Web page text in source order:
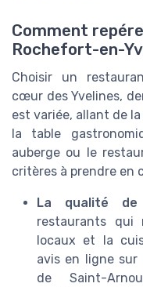
Comment
Rochefort-en-
Choisir un
cœur des Yvelines,
est variée, allant de
la table
auberge ou le
critères à prendre en
La qualité
restaurants
locaux et la
avis en ligne
de Saint-